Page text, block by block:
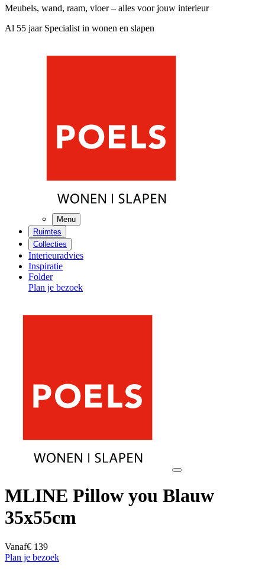
Meubels, wand, raam, vloer – alles voor jouw interieur
Al 55 jaar Specialist in wonen en slapen
Menu
Ruimtes
Collecties
Interieuradvies
Inspiratie
Folder
Plan je bezoek
MLINE Pillow you Blauw
35x55cm
Vanaf€ 139
Plan je bezoek